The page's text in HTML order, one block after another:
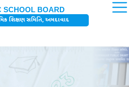
SCHOOL BOARD
શિક્ષણ સમિતિ, અમદાવાદ